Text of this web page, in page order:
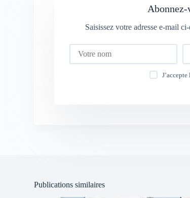
Abonnez-
Saisissez votre adresse e-mail
Publications similaires